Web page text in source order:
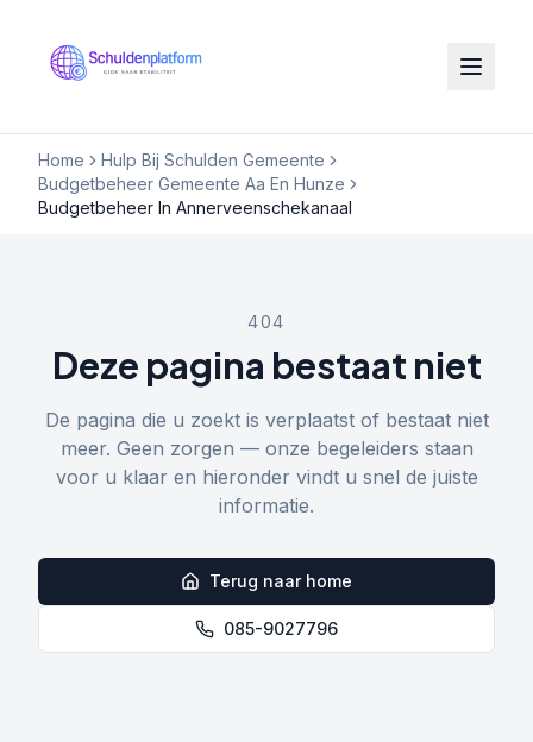
Home
Hulp Bij Schulden Gemeente
Budgetbeheer Gemeente Aa En Hunze
Budgetbeheer In Annerveenschekanaal
404
Deze pagina bestaat niet
De pagina die u zoekt is verplaatst of bestaat niet
meer. Geen zorgen — onze begeleiders staan
voor u klaar en hieronder vindt u snel de juiste
informatie.
Terug naar home
085-9027796